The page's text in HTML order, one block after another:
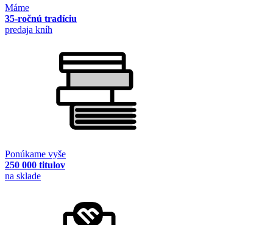
Máme
35-ročnú tradíciu
predaja kníh
Ponúkame vyše
250 000 titulov
na sklade